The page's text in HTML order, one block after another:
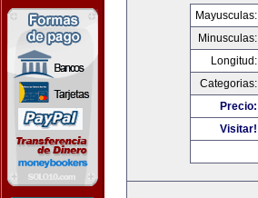
Mayusculas:
Minusculas:
Longitud:
Categorias:
Precio:
Visitar!